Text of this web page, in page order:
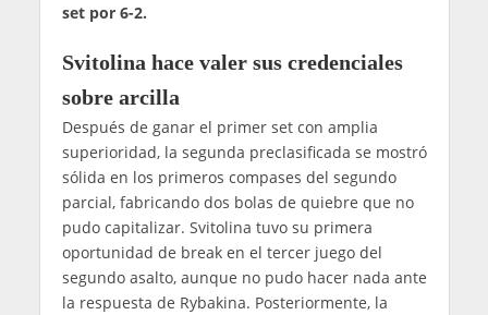
set por 6-2.
Svitolina hace valer sus credenciales
sobre arcilla
Después de ganar el primer set con amplia
superioridad, la segunda preclasificada se mostró
sólida en los primeros compases del segundo
parcial, fabricando dos bolas de quiebre que no
pudo capitalizar. Svitolina tuvo su primera
oportunidad de break en el tercer juego del
segundo asalto, aunque no pudo hacer nada ante
la respuesta de Rybakina. Posteriormente, la